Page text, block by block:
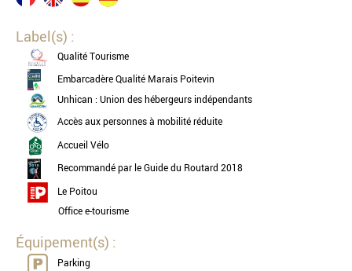
Label(s) :
Qualité Tourisme
Embarcadère Qualité Marais Poitevin
Unhican : Union des hébergeurs indépendants
Accès aux personnes à mobilité réduite
Accueil Vélo
Recommandé par le Guide du Routard 2018
Le Poitou
Office e-tourisme
Équipement(s) :
Parking